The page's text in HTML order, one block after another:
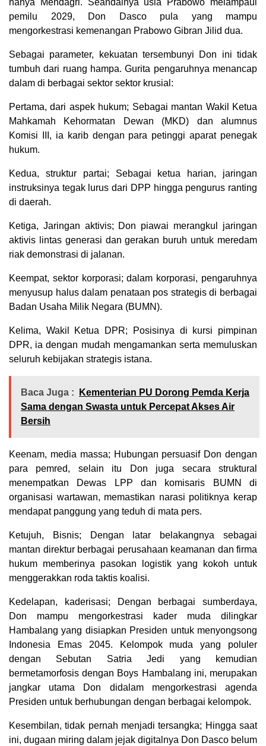
hanya Mendagri. Seandainya usia Prabowo melampaui
pemilu 2029, Don Dasco pula yang mampu
mengorkestrasi kemenangan Prabowo Gibran Jilid dua.
Sebagai parameter, kekuatan tersembunyi Don ini tidak
tumbuh dari ruang hampa. Gurita pengaruhnya menancap
dalam di berbagai sektor sektor krusial:
Pertama, dari aspek hukum; Sebagai mantan Wakil Ketua
Mahkamah Kehormatan Dewan (MKD) dan alumnus
Komisi III, ia karib dengan para petinggi aparat penegak
hukum.
Kedua, struktur partai; Sebagai ketua harian, jaringan
instruksinya tegak lurus dari DPP hingga pengurus ranting
di daerah.
Ketiga, Jaringan aktivis; Don piawai merangkul jaringan
aktivis lintas generasi dan gerakan buruh untuk meredam
riak demonstrasi di jalanan.
Keempat, sektor korporasi; dalam korporasi, pengaruhnya
menyusup halus dalam penataan pos strategis di berbagai
Badan Usaha Milik Negara (BUMN).
Kelima, Wakil Ketua DPR; Posisinya di kursi pimpinan
DPR, ia dengan mudah mengamankan serta memuluskan
seluruh kebijakan strategis istana.
Baca Juga :
Kementerian PU Dorong Pemda Kerja
Sama dengan Swasta untuk Percepat Akses Air
Bersih
Keenam, media massa; Hubungan persuasif Don dengan
para pemred, selain itu Don juga secara struktural
menempatkan Dewas LPP dan komisaris BUMN di
organisasi wartawan, memastikan narasi politiknya kerap
mendapat panggung yang teduh di mata pers.
Ketujuh, Bisnis; Dengan latar belakangnya sebagai
mantan direktur berbagai perusahaan keamanan dan firma
hukum memberinya pasokan logistik yang kokoh untuk
menggerakkan roda taktis koalisi.
Kedelapan, kaderisasi; Dengan berbagai sumberdaya,
Don mampu mengorkestrasi kader muda dilingkar
Hambalang yang disiapkan Presiden untuk menyongsong
Indonesia Emas 2045. Kelompok muda yang poluler
dengan Sebutan Satria Jedi yang kemudian
bermetamorfosis dengan Boys Hambalang ini, merupakan
jangkar utama Don didalam mengorkestrasi agenda
Presiden untuk berhubungan dengan berbagai kelompok.
Kesembilan, tidak pernah menjadi tersangka; Hingga saat
ini, dugaan miring dalam jejak digitalnya Don Dasco belum